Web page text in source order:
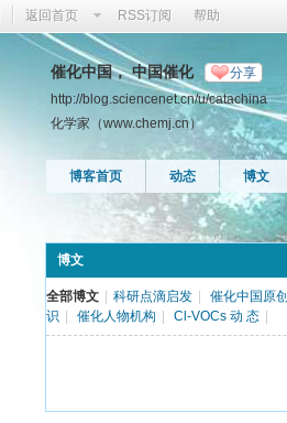
返回首页 RSS订阅 帮助
催化中国， 中国催化 分享
http://blog.sciencenet.cn/u/catachina
化学家（www.chemj.cn）
博客首页 动态 博文
博文
全部博文 科研点滴启发 催化中国原创
识
催化人物机构 Cl-VOCs 动 态